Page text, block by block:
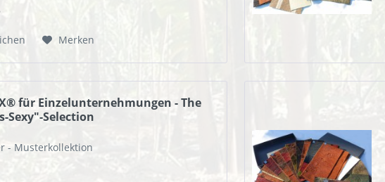
Merken
für Einzelunternehmungen - The
Sexy"-Selection
- Musterkollektion